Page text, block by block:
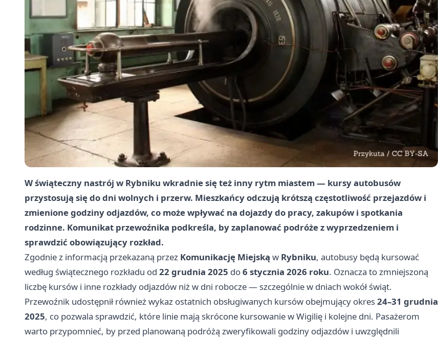
W świąteczny nastrój w Rybniku wkradnie się też inny rytm miastem — kursy autobusów
przystosują się do dni wolnych i przerw. Mieszkańcy odczują krótszą częstotliwość przejazdów i
zmienione godziny odjazdów, co może wpływać na dojazdy do pracy, zakupów i spotkania
rodzinne. Komunikat przewoźnika podkreśla, by zaplanować podróże z wyprzedzeniem i
sprawdzić obowiązujący rozkład.
Zgodnie z informacją przekazaną przez Komunikację Miejską w Rybniku, autobusy będą kursować
według świątecznego rozkładu od 22 grudnia 2025 do6 stycznia 2026 roku. Oznacza to zmniejszoną
liczbę kursów i inne rozkłady odjazdów niż w dni robocze — szczególnie w dniach wokół świąt.
Przewoźnik udostępnił również wykaz ostatnich obsługiwanych kursów obejmujący okres24–31 grudnia
2025, co pozwala sprawdzić, które linie mają skrócone kursowanie w Wigilię i kolejne dni. Pasażerom
warto przypomnieć, by przed planowaną podróżą zweryfikowali godziny odjazdów i uwzględnili